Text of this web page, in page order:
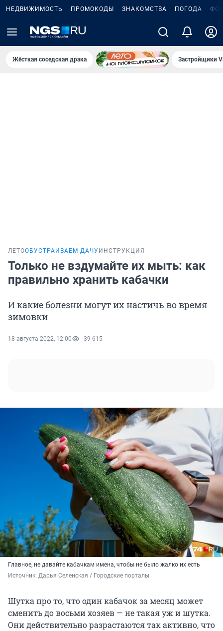
НЕДВИЖИМОСТЬ ПРОМОКОДЫ ЗНАКОМСТВА ПОГОДА
Жёсткая соседская драка Застройщики
ЛЕТООБУСТРАИВАЕМ ДАЧУ ИНСТРУКЦИЯ
Только не вздумайте их мыть: как
правильно хранить кабачки
И какие болезни могут их настичь во время
зимовки
18 августа 2022, 12:00 39 615
Главное, не давайте кабачкам имена, чтобы не было жалко их есть
Источник: Дарья Селенская / Городские порталы
Шутка про то, что один кабачок за месяц может
сменить до восьми хозяев — не такая уж и шутка.
Они действительно разрастаются так активно, что